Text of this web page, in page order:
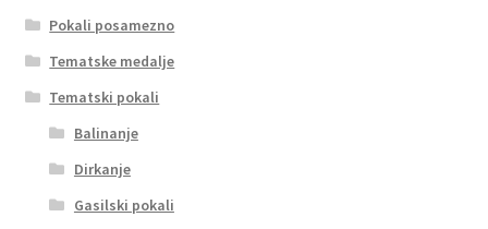
Pokali posamezno
Tematske medalje
Tematski pokali
Balinanje
Dirkanje
Gasilski pokali